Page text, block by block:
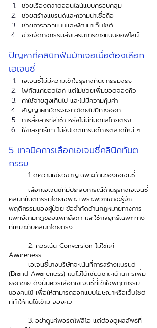
ช่วยเรื่องตลาดออนไลน์แบบครอบคลุม
ช่วยสร้างแบรนด์และความน่าเชื่อถือ
ช่วยการออกแบบและพัฒนาเว็บไซต์
ช่วยจัดกิจกรรมส่งเสริมการขายแบบออฟไลน์
ปัญหาที่คลินิกฟันมักเจอเมื่อต้องเลือก
เอเจนซี่
เอเจนซี่ไม่มีความเข้าใจธุรกิจทันตกรรมจริง
โฟกัสแค่ยอดไลก์ แต่ไม่ช่วยเพิ่มยอดจองคิว
ค่าใช้จ่ายสูงเกินไป และไม่มีความคุ้มค่า
สัญญาผูกมัดระยะยาวโดยไม่มีทางออก
การสื่อสารที่ล่าช้า หรือไม่มีทีมดูแลโดยตรง
ใช้กลยุทธ์เก่า ไม่อัปเดตเทรนด์การตลาดใหม่ ๆ
5 เทคนิคการเลือกเอเจนซี่คลินิกทันต
กรรม
1 ดูความเชี่ยวชาญเฉพาะด้านของเอเจนซี่
คลินิกทันตกรรมโดยเฉพาะ เพราะพวกเขาจะรู้จัก
พฤติกรรมของผู้ป่วย ข้อจำกัดด้านกฎหมายทางการ
แพทย์ตามกฎของแพทย์สภา และใช้กลยุทธ์เฉพาะทาง
ที่เหมาะกับคลินิกโดยตรง
2. ควรเน้น Conversion ไม่ใช่แค่
Awareness
(Brand Awareness) แต่ไม่ได้เชี่ยวชาญด้านการเพิ่ม
ยอดขาย ดังนั้นควรเลือกเอเจนซี่ที่เข้าใจพฤติกรรม
ของคนไข้ เพื่อให้สามารถออกแบบโฆษณาหรือเว็บไซต์
ที่ทำให้คนไข้เข้ามาจองคิว
3. อย่าดูแค่พอร์ตโฟลิโอ แต่ต้องดูผลลัพธ์ที่